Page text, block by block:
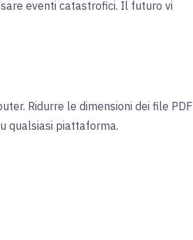
eventi catastrofici. Il futuro vi
Ridurre le dimensioni dei file PDF
qualsiasi piattaforma.